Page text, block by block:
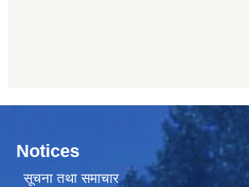
Notices
सूचना तथा समाचार